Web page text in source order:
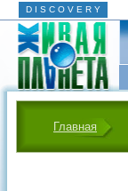
D I S C O V E R Y
Главная